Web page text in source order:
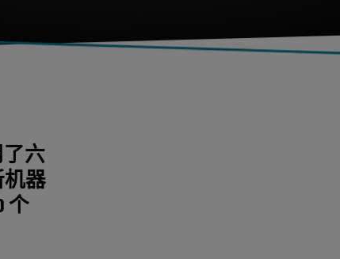
六
机器
个